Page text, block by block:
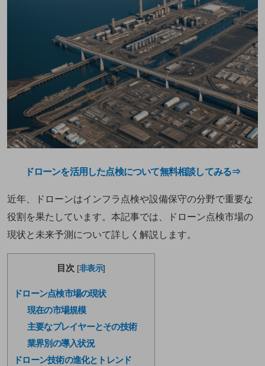
ドローンを活用した点検について無料相談してみる⇒
近年、ドローンはインフラ点検や設備保守の分野で重要な
役割を果たしています。本記事では、ドローン点検市場の
現状と未来予測について詳しく解説します。
目次 [非表示]
ドローン点検市場の現状
現在の市場規模
主要なプレイヤーとその技術
業界別の導入状況
ドローン技術の進化とトレンド